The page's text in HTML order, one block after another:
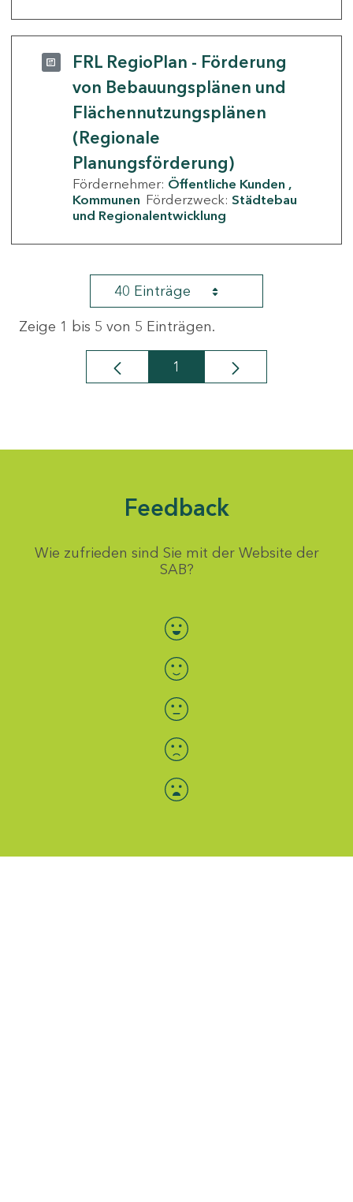
FRL RegioPlan - Förderung
von Bebauungsplänen und
Flächennutzungsplänen
(Regionale
Planungsförderung)
Fördernehmer: Öffentliche Kunden
Kommunen Förderzweck: Städtebau
und Regionalentwicklung
40 Einträge
Zeige 1 bis 5 von 5 Einträgen.
Seite
1
Feedback
Wie zufrieden sind Sie mit der Website der
SAB?
Bewertung auswählen